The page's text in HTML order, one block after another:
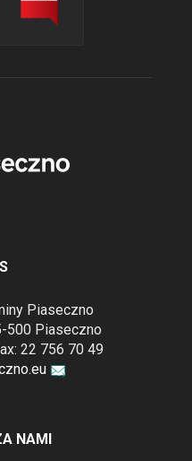
Piaseczno
500 Piaseczno
22 756 70 49
NAMI